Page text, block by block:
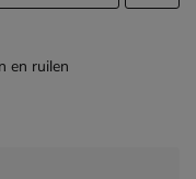
en ruilen